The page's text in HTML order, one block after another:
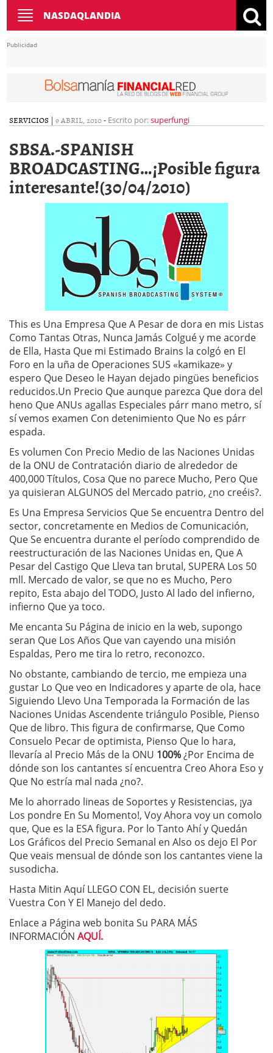
Toggle
navigation
NASDAQLANDIA
Publicidad
SERVICIOS | 9 ABRIL, 2010- Escrito por:superfungi
SBSA.-SPANISH
BROADCASTING…¡Posible figura
interesante!(30/04/2010)
This es Una Empresa Que A Pesar de dora en mis Listas
Como Tantas Otras, Nunca Jamás Colgué y me acorde
de Ella, Hasta Que mi Estimado Brains la colgó en El
Foro en la uña de Operaciones SUS «kamikaze» y
espero Que Deseo le Hayan dejado pingües beneficios
reducidos.Un Precio Que aunque parezca Que dora del
heno Que ANUs agallas Especiales párr mano metro, sí
sí vemos examen Con detenimiento Que No es párr
espada.
Es volumen Con Precio Medio de las Naciones Unidas
de la ONU de Contratación diario de alrededor de
400,000 Títulos, Cosa Que no parece Mucho, Pero Que
ya quisieran ALGUNOS del Mercado patrio, ¿no creéis?.
Es Una Empresa Servicios Que Se encuentra Dentro del
sector, concretamente en Medios de Comunicación,
Que Se encuentra durante el período comprendido de
reestructuración de las Naciones Unidas en, Que A
Pesar del Castigo Que Lleva tan brutal, SUPERA Los 50
mll. Mercado de valor, se que no es Mucho, Pero
repito, Esta abajo del TODO, Justo Al lado del infierno,
infierno Que ya toco.
Me encanta Su Página de inicio en la web, supongo
seran Que Los Años Que van cayendo una misión
Espaldas, Pero me tira lo retro, reconozco.
No obstante, cambiando de tercio, me empieza una
gustar Lo Que veo en Indicadores y aparte de ola, hace
Siguiendo Llevo Una Temporada la Formación de las
Naciones Unidas Ascendente triángulo Posible, Pienso
Que de libro. This figura de confirmarse, Que Como
Consuelo Pecar de optimista, Pienso Que lo hara,
llevaría al Precio Más de la ONU 100%¿Por Encima de
dónde son los cantantes sí encuentra Creo Ahora Eso y
Que No estría mal nada ¿no?.
Me lo ahorrado lineas de Soportes y Resistencias, ¡ya
Los pondre En Su Momento!, Voy Ahora voy un comolo
que, Que es la ESA figura. Por lo Tanto Ahí y Quedán
Los Gráficos del Precio Semanal en Also os dejo El Por
Que veais mensual de dónde son los cantantes viene la
susodicha.
Hasta Mitin Aquí LLEGO CON EL, decisión suerte
Vuestra Con Y El Manejo del dedo.
Enlace a Página web bonita Su PARA MÁS
INFORMACIÓN AQUÍ.